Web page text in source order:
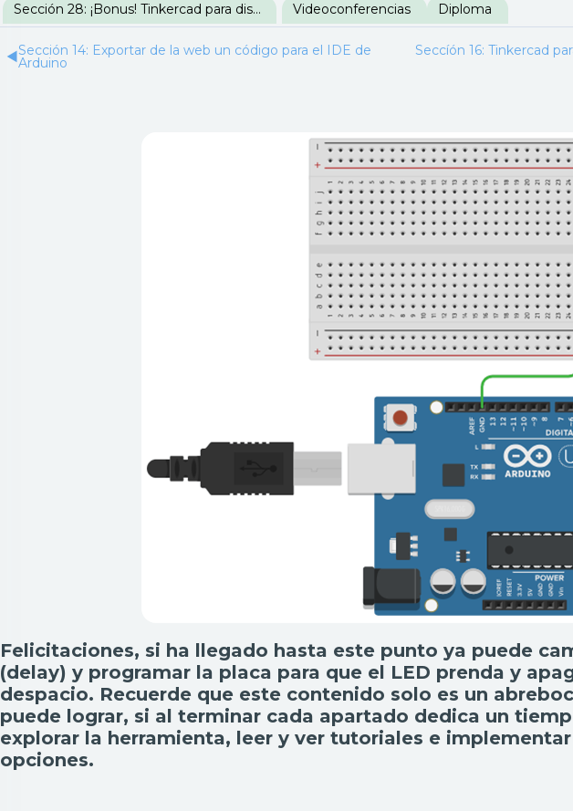
Sección 28: ¡Bonus! Tinkercad para diseño 3D Videoconferencias Diploma
◀︎Sección 14: Exportar de la web un código para el IDE de
Arduino
Seccíón 16: Tinkercad
Felicitaciones, si ha llegado hasta este punto ya puede
(delay) y programar la placa para que el LED prenda y
despacio. Recuerde que este contenido solo es un
puede lograr, si al terminar cada apartado dedica un
explorar la herramienta, leer y ver tutoriales e
opciones.